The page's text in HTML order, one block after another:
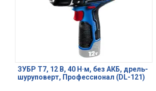
ЗУБР Т7, 12 В, 40 Н·м, без АКБ, дрель-
шуруповерт, Профессионал (DL-121)